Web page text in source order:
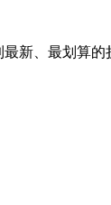
新、最划算的